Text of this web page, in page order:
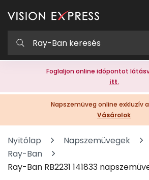
Foglaljon online időpontot
itt.
Napszemüveg online exkluzív
Vásárolok
Nyitólap Napszemüvegek
Ray-Ban
Ray-Ban RB2231 141833